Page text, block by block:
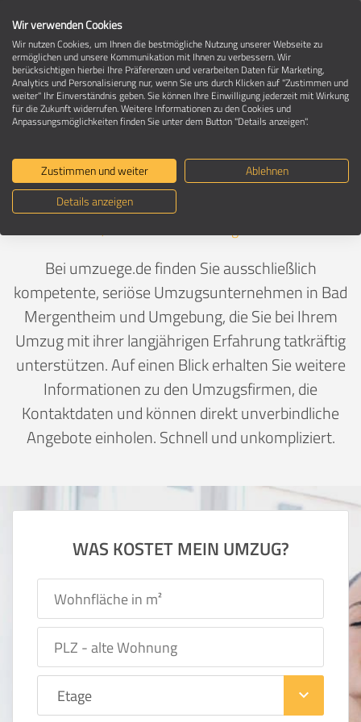
Umzugsunternehmen in 97980 Bad
Mergentheim
Ein Umzug ist Vertrauenssache
Deutschland>Baden-Württemberg
Bei umzuege.de finden Sie ausschließlich
kompetente, seriöse Umzugsunternehmen in Bad
Mergentheim und Umgebung, die Sie bei Ihrem
Umzug mit ihrer langjährigen Erfahrung tatkräftig
unterstützen. Auf einen Blick erhalten Sie weitere
Informationen zu den Umzugsfirmen, die
Kontaktdaten und können direkt unverbindliche
Angebote einholen. Schnell und unkompliziert.
WAS KOSTET MEIN UMZUG?
keyboard_arrow_down
Wir verwenden Cookies
Wir nutzen Cookies, um Ihnen die bestmögliche Nutzung unserer Webseite zu
ermöglichen und unsere Kommunikation mit Ihnen zu verbessern. Wir
berücksichtigen hierbei Ihre Präferenzen und verarbeiten Daten für Marketing,
Analytics und Personalisierung nur, wenn Sie uns durch Klicken auf "Zustimmen und
weiter" Ihr Einverständnis geben. Sie können Ihre Einwilligung jederzeit mit Wirkung
für die Zukunft widerrufen. Weitere Informationen zu den Cookies und
Anpassungsmöglichkeiten finden Sie unter dem Button "Details anzeigen".
Zustimmen und weiter
Ablehnen
Details anzeigen